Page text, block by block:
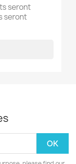
seront
seront